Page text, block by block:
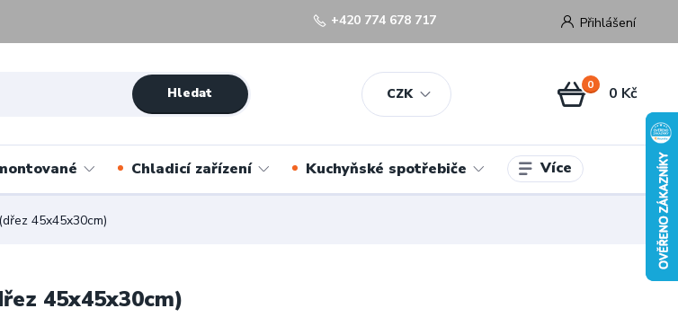
CZK
Přihlášení
Hledat
+420 774 678 717
0 0 Kč
Chladicí zařízení Kuchyňské spotřebiče Více
45x45x30cm)
45x45x30cm)